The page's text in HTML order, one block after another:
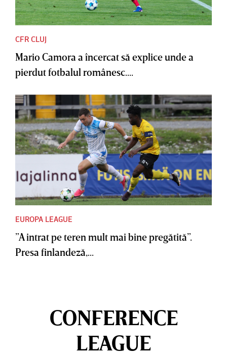
CFR CLUJ
Mario Camora a încercat să explice unde a
pierdut fotbalul românesc....
EUROPA LEAGUE
”A intrat pe teren mult mai bine pregătită”.
Presa finlandeză,...
CONFERENCE
LEAGUE